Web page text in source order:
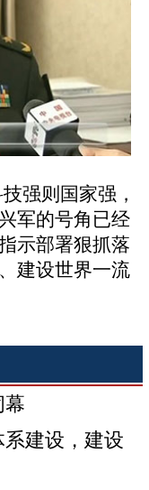
技强则国家强，
军的号角已经
示部署狠抓落
建设世界一流
幕
系建设，建设